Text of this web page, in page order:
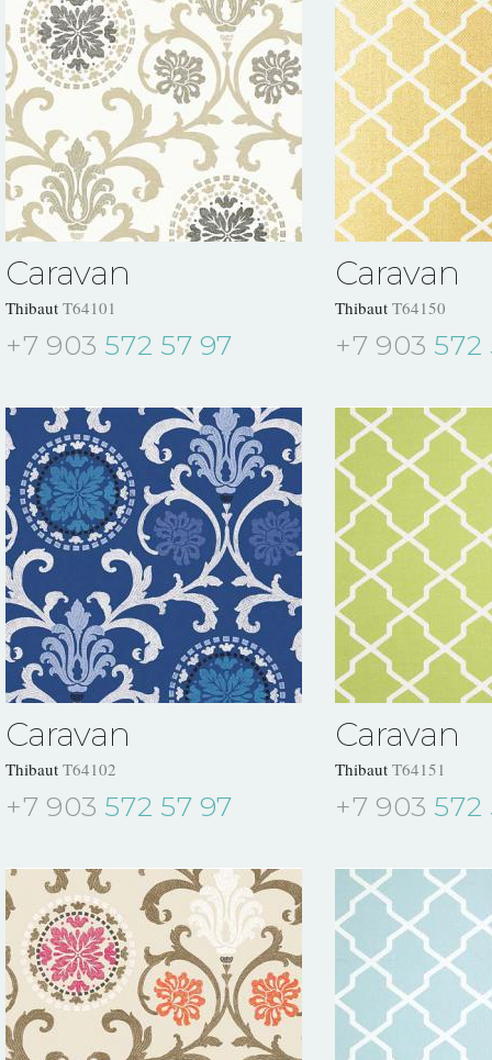
Caravan
Thibaut T64101
+7 903 572 57 97
Caravan
Thibaut T64150
+7 903 572
Caravan
Thibaut T64102
+7 903 572 57 97
Caravan
Thibaut T64151
+7 903 572